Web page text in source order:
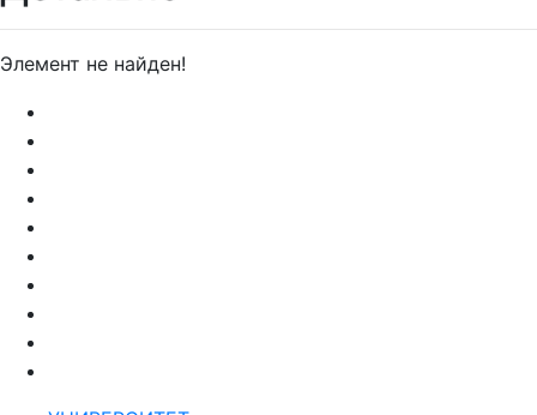
Детально